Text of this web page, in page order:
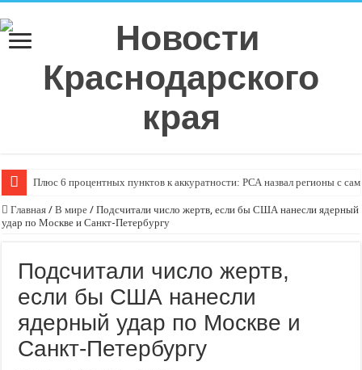
Плюс 6 процентных пунктов к аккуратности: РСА назвал регионы с
Главная / В мире / Подсчитали число жертв, если бы США нанесли ядерный
удар по Москве и Санкт-Петербургу
Подсчитали число жертв,
если бы США нанесли
ядерный удар по Москве и
Санкт-Петербургу